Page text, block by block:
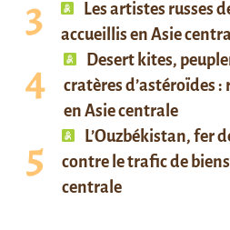
Les artistes russes
accueillis en Asie
Desert kites,
cratères d’astéroïdes :
en Asie centrale
L’Ouzbékistan, fer
contre le trafic de
centrale